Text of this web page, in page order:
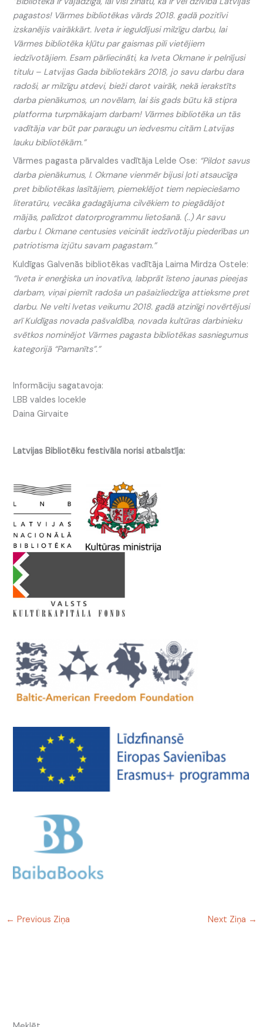
pagastos! Vārmes bibliotēkas vārds 2018. gadā pozitīvi
izskanējis vairākkārt. Iveta ir ieguldījusi milzīgu darbu, lai
Vārmes bibliotēka kļūtu par gaismas pili vietējiem
iedzīvotājiem. Esam pārliecināti, ka Iveta Okmane ir pelnījusi
titulu – Latvijas Gada bibliotekārs 2018, jo savu darbu dara
radoši, ar milzīgu atdevi, bieži darot vairāk, nekā ierakstīts
darba pienākumos, un novēlam, lai šis gads būtu kā stipra
platforma turpmākajam darbam! Vārmes bibliotēka un tās
vadītāja var būt par paraugu un iedvesmu citām Latvijas
lauku bibliotēkām.”
Vārmes pagasta pārvaldes vadītāja Lelde Ose: “Pildot savus
darba pienākumus, I. Okmane vienmēr bijusi ļoti atsaucīga
pret bibliotēkas lasītājiem, piemeklējot tiem nepieciešamo
literatūru, vecāka gadagājuma cilvēkiem to piegādājot
mājās, palīdzot datorprogrammu lietošanā. (..) Ar savu
darbu I. Okmane centusies veicināt iedzīvotāju piederības un
patriotisma izjūtu savam pagastam.”
Kuldīgas Galvenās bibliotēkas vadītāja Laima Mirdza Ostele:
“Iveta ir enerģiska un inovatīva, labprāt īsteno jaunas pieejas
darbam, viņai piemīt radoša un pašaizliedzīga attieksme pret
darbu. Ne velti Ivetas veikumu 2018. gadā atzinīgi novērtējusi
arī Kuldīgas novada pašvaldība, novada kultūras darbinieku
svētkos nominējot Vārmes pagasta bibliotēkas sasniegumus
kategorijā “Pamanīts”.”
Informāciju sagatavoja:
LBB valdes locekle
Daina Girvaite
Latvijas Bibliotēku festivāla norisi atbalstīja:
← Previous Ziņa Next Ziņa →